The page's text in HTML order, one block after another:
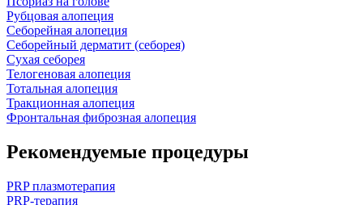
Рубцовая алопеция
Себорейная алопеция
Себорейный дерматит (себорея)
Сухая себорея
Телогеновая алопеция
Тотальная алопеция
Тракционная алопеция
Фронтальная фиброзная алопеция
Рекомендуемые процедуры
PRP плазмотерапия
PRP-терапия